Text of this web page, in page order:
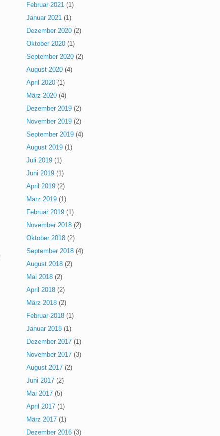
Februar 2021 (1)
Januar 2021 (1)
Dezember 2020 (2)
Oktober 2020 (1)
September 2020 (2)
August 2020 (4)
April 2020 (1)
März 2020 (4)
Dezember 2019 (2)
November 2019 (2)
September 2019 (4)
August 2019 (1)
Juli 2019 (1)
Juni 2019 (1)
April 2019 (2)
März 2019 (1)
Februar 2019 (1)
November 2018 (2)
Oktober 2018 (2)
September 2018 (4)
August 2018 (2)
Mai 2018 (2)
April 2018 (2)
März 2018 (2)
Februar 2018 (1)
Januar 2018 (1)
Dezember 2017 (1)
November 2017 (3)
August 2017 (2)
Juni 2017 (2)
Mai 2017 (5)
April 2017 (1)
März 2017 (1)
Dezember 2016 (3)